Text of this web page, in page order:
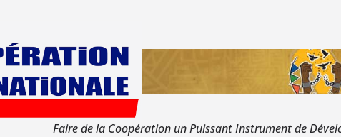
Faire de la Coopération un Puissant Instrument de